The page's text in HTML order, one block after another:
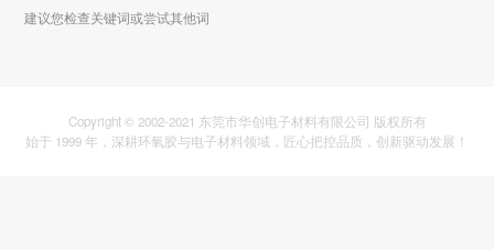
建议您检查关键词或尝试其他词
Copyright © 2002-2021 东莞市华创电子材料有限公司 版权所有
始于 1999 年，深耕环氧胶与电子材料领域，匠心把控品质，创新驱动发展！